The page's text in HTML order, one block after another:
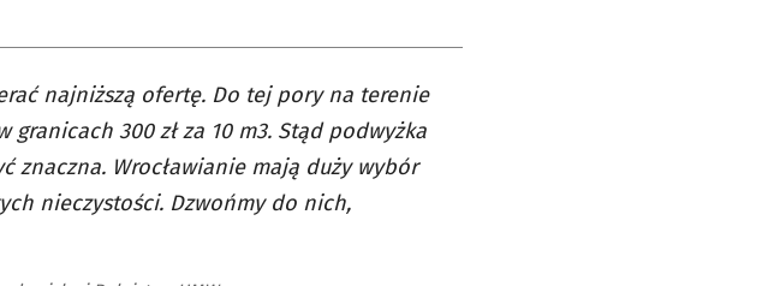
najniższą ofertę. Do tej pory na terenie
granicach 300 zł za 10 m3. Stąd podwyżka
znaczna. Wrocławianie mają duży wybór
nieczystości. Dzwońmy do nich,